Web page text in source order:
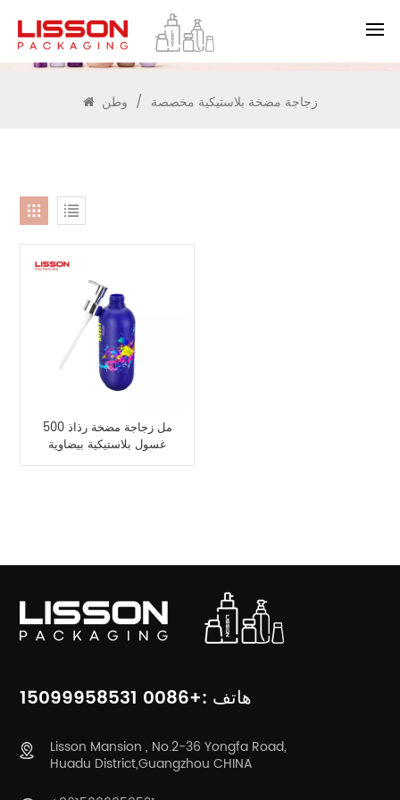
يبحث
/ زجاجة مضخة بلاستيكية مخصصة
500 مل زجاجة مضخة رذاذ
غسول بلاستيكية بيضاوية
للشامبو
هاتف :+0086 15099958531
Lisson Mansion , No.2-36 Yongfa Road,
Huadu District,Guangzhou CHINA